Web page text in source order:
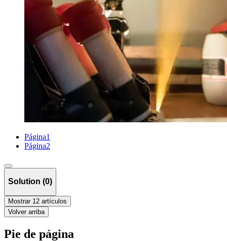
Página1
Página2
Solution (0)
Mostrar 12 artículos
Volver arriba
Pie de página